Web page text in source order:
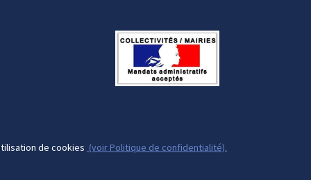
de cookies (voir Politique de confidentialité).